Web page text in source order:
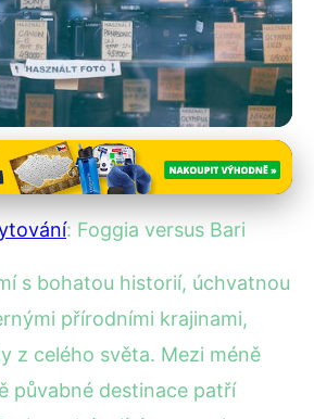
ubytování:
· Autor: Kristián Novotný
: Foggia versus Bari
s bohatou historií, úchvatnou
přírodními krajinami,
z celého světa. Mezi méně
půvabné destinace patří